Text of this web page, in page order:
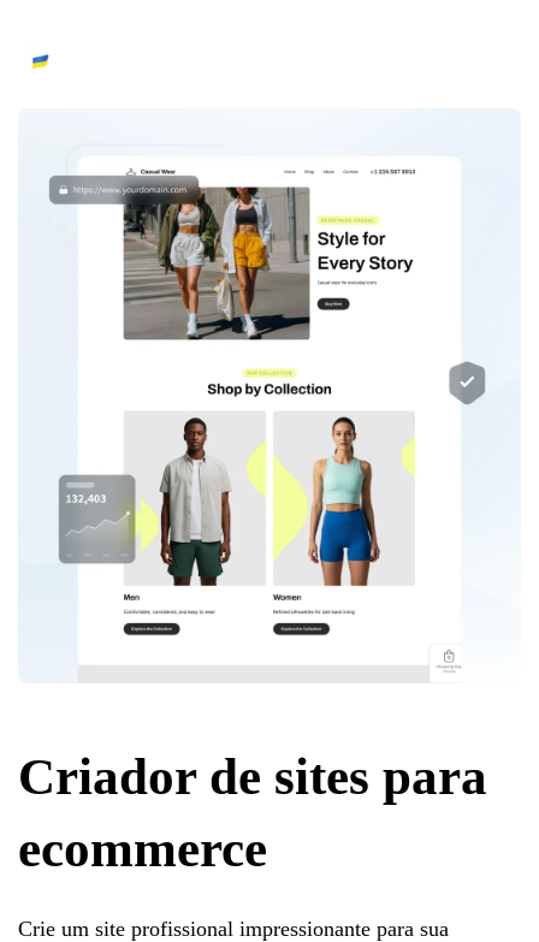
Criador de sites para
ecommerce
Crie um site profissional impressionante para sua